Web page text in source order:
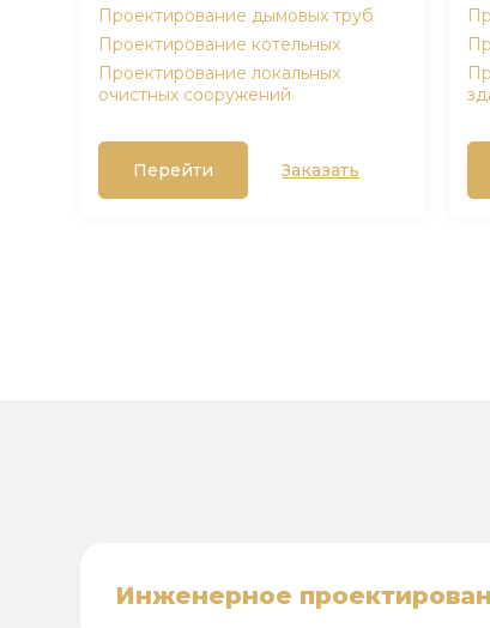
Проектирование дымовых труб
Проектирование котельных
Проектирование локальных
очистных сооружений
Перейти Заказать
Инженерное